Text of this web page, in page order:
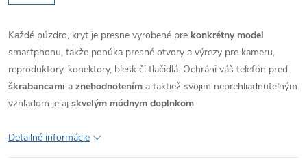
Každé púzdro, kryt je presne vyrobené pre konkrétny model
smartphonu, takže ponúka presné otvory a výrezy pre kameru,
reproduktory, konektory, blesk či tlačidlá. Ochráni váš telefón pred
škrabancami a znehodnotením a taktiež svojim neprehliadnuteľným
vzhľadom je aj skvelým módnym doplnkom.
Detailné informácie